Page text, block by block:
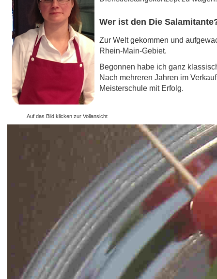
Wer ist den Die
Zur Welt gekommen und
Rhein-Main-Gebiet.
Begonnen habe ich ganz
Nach mehreren Jahren im
Meisterschule mit Erfolg.
Auf das Bild klicken zur Vollansicht